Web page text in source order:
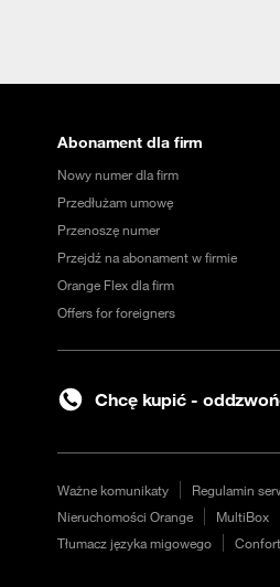
Abonament dla firm
Nowy numer dla firm
Przedłużam umowę
Przenoszę numer
Przejdź na abonament w firmie
Orange Flex dla firm
Offers for foreigners
Chcę kupić -
Ważne komunikaty Regulamin
Nieruchomości Orange
MultiBox
Tłumacz języka migowego